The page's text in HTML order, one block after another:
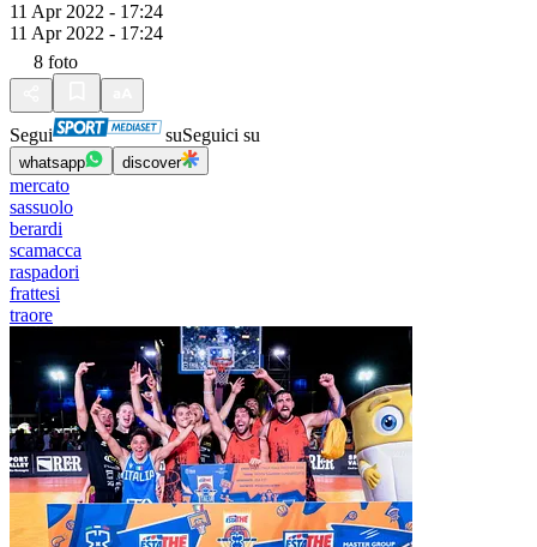
11 Apr 2022 - 17:24
11 Apr 2022 - 17:24
8 foto
Segui suSeguici su
whatsapp discover
mercato
sassuolo
berardi
scamacca
raspadori
frattesi
traore